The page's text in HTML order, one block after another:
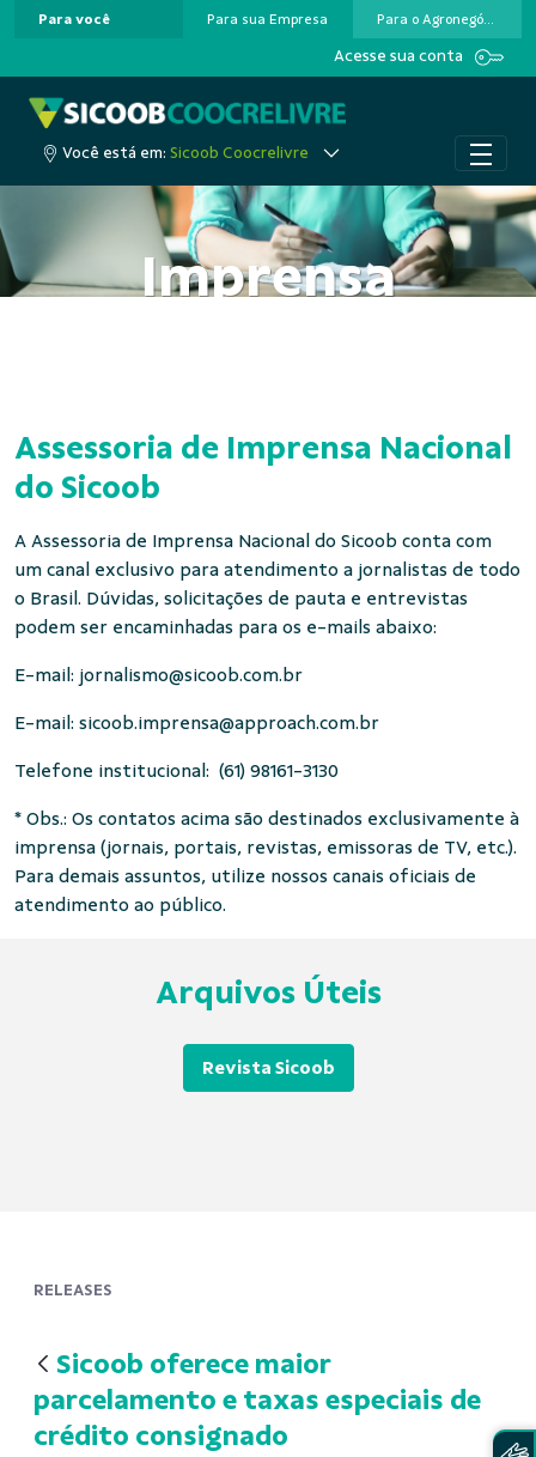
Pular para o Conteúdo principal
Para você Para sua Empresa Para o Agronegócio
Acesse sua conta
Você está em: Sicoob Coocrelivre
Imprensa
Assessoria de Imprensa Nacional
do Sicoob
A Assessoria de Imprensa Nacional do Sicoob conta com
um canal exclusivo para atendimento a jornalistas de todo
o Brasil. Dúvidas, solicitações de pauta e entrevistas
podem ser encaminhadas para os e-mails abaixo:
E-mail: jornalismo@sicoob.com.br
E-mail: sicoob.imprensa@approach.com.br
Telefone institucional: (61) 98161-3130
* Obs.: Os contatos acima são destinados exclusivamente à
imprensa (jornais, portais, revistas, emissoras de TV, etc.).
Para demais assuntos, utilize nossos canais oficiais de
atendimento ao público.
Arquivos Úteis
Revista Sicoob
RELEASES
Sicoob oferece maior
parcelamento e taxas especiais de
crédito consignado